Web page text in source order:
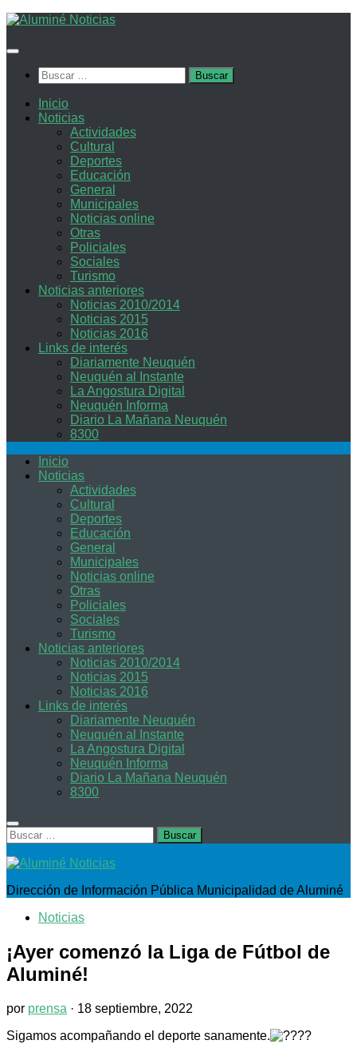
Saltar
contenido
Buscar:
Inicio
Noticias
Actividades
Cultural
Deportes
Educación
General
Municipales
Noticias online
Otras
Policiales
Sociales
Turismo
Noticias anteriores
Noticias 2010/2014
Noticias 2015
Noticias 2016
Links de interés
Diariamente Neuquén
Neuquén al Instante
La Angostura Digital
Neuquén Informa
Diario La Mañana Neuquén
8300
Inicio
Noticias
Actividades
Cultural
Deportes
Educación
General
Municipales
Noticias online
Otras
Policiales
Sociales
Turismo
Noticias anteriores
Noticias 2010/2014
Noticias 2015
Noticias 2016
Links de interés
Diariamente Neuquén
Neuquén al Instante
La Angostura Digital
Neuquén Informa
Diario La Mañana Neuquén
8300
Buscar:
Dirección de Información Pública Municipalidad de Aluminé
Noticias
¡Ayer comenzó la Liga de Fútbol de
Aluminé!
por prensa · 18 septiembre, 2022
Sigamos acompañando el deporte sanamente.